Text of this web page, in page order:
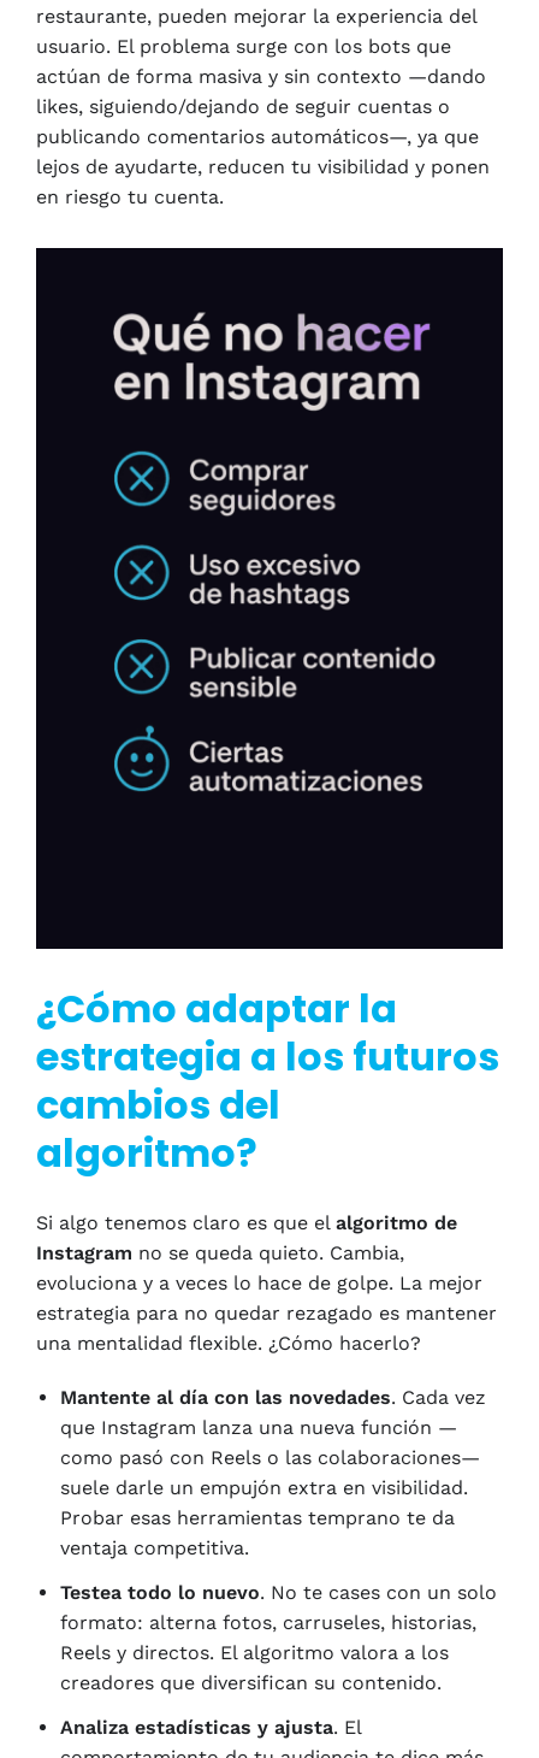
restaurante, pueden mejorar la experiencia del
usuario. El problema surge con los bots que
actúan de forma masiva y sin contexto —dando
likes, siguiendo/dejando de seguir cuentas o
publicando comentarios automáticos—, ya que
lejos de ayudarte, reducen tu visibilidad y ponen
en riesgo tu cuenta.
¿Cómo adaptar la
estrategia a los futuros
cambios del
algoritmo?
Si algo tenemos claro es que el algoritmo de
Instagram no se queda quieto. Cambia,
evoluciona y a veces lo hace de golpe. La mejor
estrategia para no quedar rezagado es mantener
una mentalidad flexible. ¿Cómo hacerlo?
Mantente al día con las novedades. Cada vez
que Instagram lanza una nueva función —
como pasó con Reels o las colaboraciones—
suele darle un empujón extra en visibilidad.
Probar esas herramientas temprano te da
ventaja competitiva.
Testea todo lo nuevo. No te cases con un solo
formato: alterna fotos, carruseles, historias,
Reels y directos. El algoritmo valora a los
creadores que diversifican su contenido.
Analiza estadísticas y ajusta. El